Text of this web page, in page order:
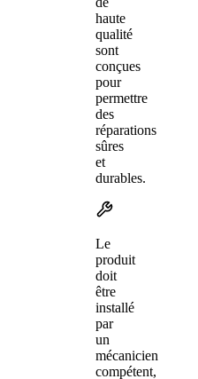
haute
qualité
sont
conçues
pour
permettre
des
réparations
sûres
et
durables.
Le
produit
doit
être
installé
par
un
mécanicien
compétent,